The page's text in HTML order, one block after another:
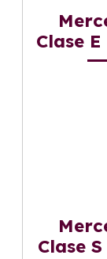
Clase
Clase